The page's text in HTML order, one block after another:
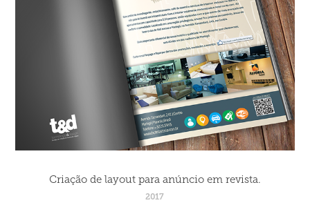
Criação de layout para anúncio em revista.
2017